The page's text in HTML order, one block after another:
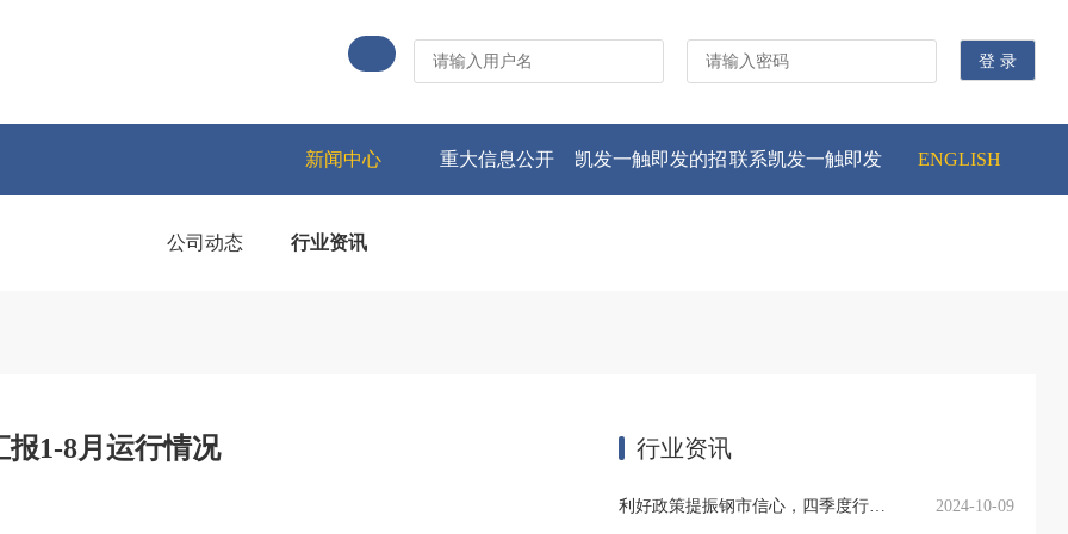
新闻中心 重大信息公开 凯发一触即发的招联系凯发一触即发 ENGLISH
公司动态 行业资讯
1-8月运行情况 行业资讯
利好政策提振钢市信心，四季度行业需求或小幅上升 2024-10-09